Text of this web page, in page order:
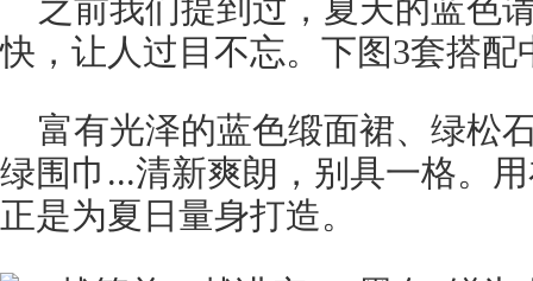
之前我们提到过，夏天的蓝色
快，让人过目不忘。下图3套搭
富有光泽的蓝色缎面裙、绿松
绿围巾...清新爽朗，别具一格。
正是为夏日量身打造。